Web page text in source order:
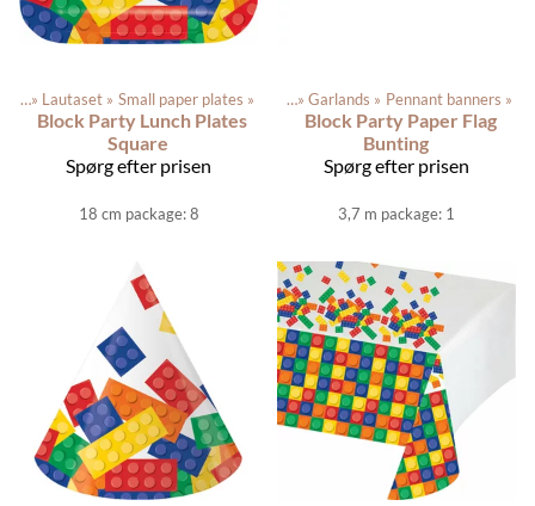
‪» Lautaset ‪» Small paper plates ‪»
Block Party Lunch Plates
Square
Spørg efter prisen
18 cm package: 8
Produkterne ‪»Festartikler ‪» Garlands ‪» Pennant banners ‪»
Block Party Paper Flag
Bunting
Spørg efter prisen
3,7 m package: 1